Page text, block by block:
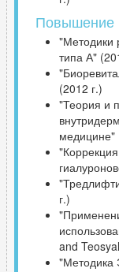
Повышение
"Методики
типа А"
(2012 г.)
"Теория и
медицине"
г.)
and
"Методика